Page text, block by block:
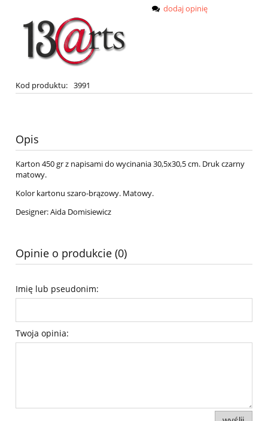
Kod produktu: 3991
dodaj opinię
Opis
Karton 450 gr z napisami do wycinania 30,5x30,5 cm. Druk czarny
matowy.
Kolor kartonu szaro-brązowy. Matowy.
Designer: Aida Domisiewicz
Opinie o produkcie (0)
Imię lub pseudonim:
Twoja opinia: